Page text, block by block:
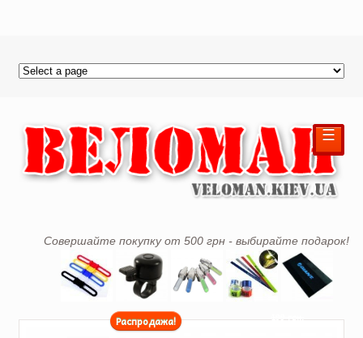
Совершайте покупку от 500 грн - выбирайте подарок!
☰
Распродажа! 199 грн.